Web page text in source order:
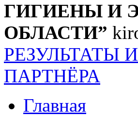
ГИГИЕНЫ И
ОБЛАСТИ”
РЕЗУЛЬТАТЫ
ПАРТНЁРА
Главная